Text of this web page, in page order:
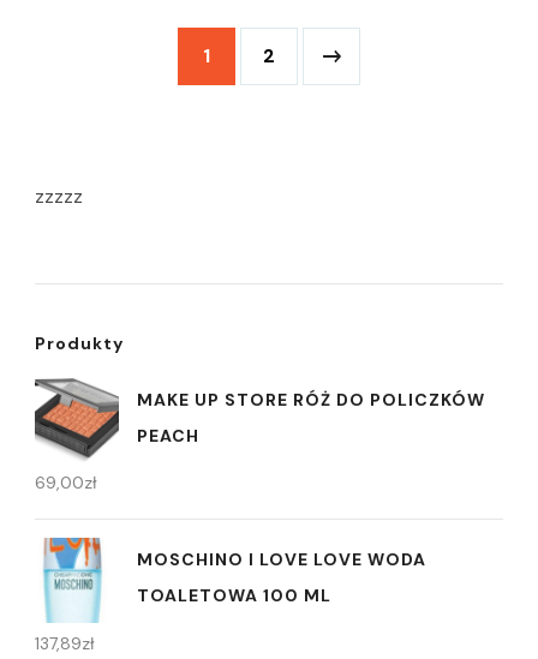
1 2
zzzzz
Produkty
MAKE UP STORE RÓŻ DO POLICZKÓW
PEACH
69,00zł
MOSCHINO I LOVE LOVE WODA
TOALETOWA 100 ML
137,89zł